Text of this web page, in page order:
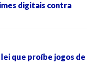
digitais contra
que proíbe jogos de